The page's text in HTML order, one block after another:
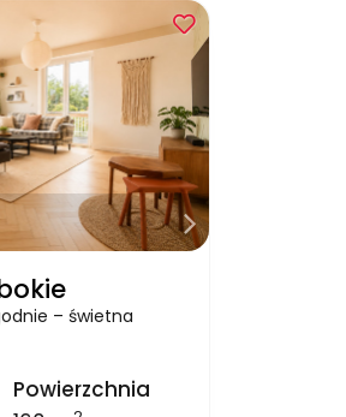
– świetna
Powierzchnia